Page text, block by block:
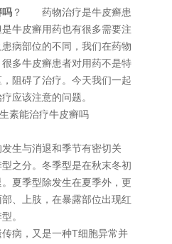
吗 ？ 药物治疗是牛皮癣患
牛皮癣用药也有很多需要注
病部位的不同，我们在药物
多牛皮癣患者对用药不是特
阻碍了治疗。今天我们一起
应该注意的问题。
与消退和季节有密切关
之分。冬季型是在秋末冬初
夏季型除发生在夏季外，更
、上肢，在暴露部位出现红
。
病，又是一种T细胞异常并